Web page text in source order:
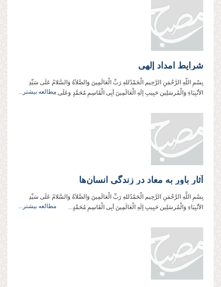
شرایط امداد إلهی
بِسْمِ اللّهِ الرَّحْمَنِ الرَّحِيم الْحَمْدُللهِ رَبِّ الْعَالَمِینَ وَالصَّلاَةُ وَالسَّلامُ عَلَی سَیِّدِ
الأنْبِیَاءِ وَالْمُرسَلِین حَبِیبِ إلَهِ الْعَالَمِینَ أبِی الْقَاسِمِ مُحَمَّدٍ وَعَلَی...مطالعه بیشتر...
آثار باور به معاد در زندگی انسان‌ها
بِسْمِ اللَّهِ الرَّحْمَنِ الرَّحِیم الْحَمْدُللهِ رَبِّ الْعَالَمِینَ وَالصَّلاَةُ وَالسَّلامُ عَلَی سَیِّدِ
الأنْبِیَاءِ وَالْمُرسَلِین حَبِیبِ إلَهِ الْعَالَمِینَ أبِی الْقَاسِمِ مُحَمَّدٍ...
مطالعه بیشتر...